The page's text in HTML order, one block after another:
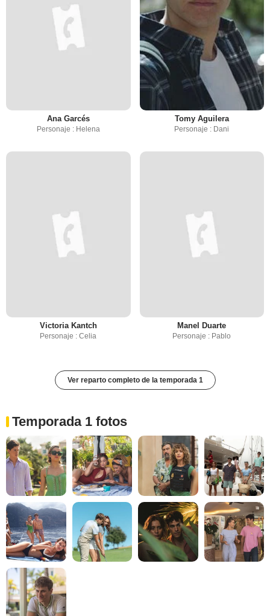
Ana Garcés
Personaje : Helena
Tomy Aguilera
Personaje : Dani
Victoria Kantch
Personaje : Celia
Manel Duarte
Personaje : Pablo
Ver reparto completo de la temporada 1
Temporada 1 fotos